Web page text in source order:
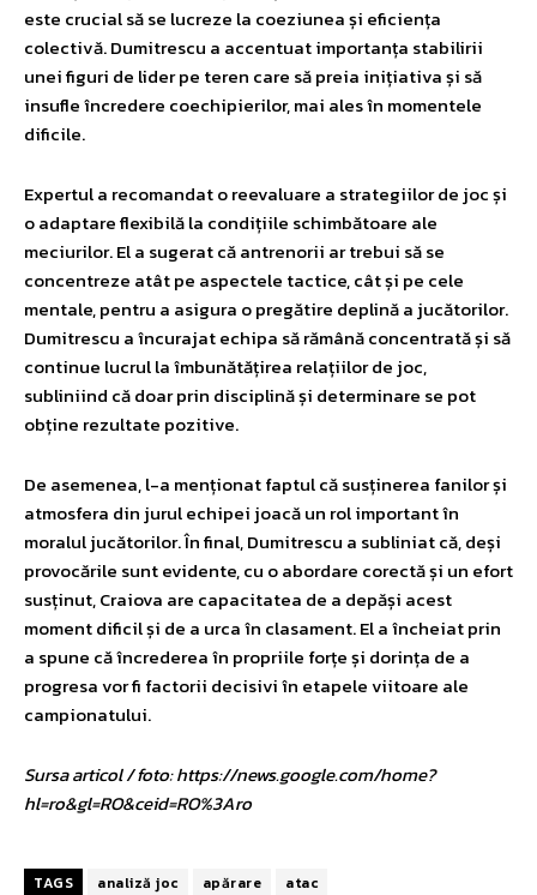
este crucial să se lucreze la coeziunea și eficiența
colectivă. Dumitrescu a accentuat importanța stabilirii
unei figuri de lider pe teren care să preia inițiativa și să
insufle încredere coechipierilor, mai ales în momentele
dificile.
Expertul a recomandat o reevaluare a strategiilor de joc și
o adaptare flexibilă la condițiile schimbătoare ale
meciurilor. El a sugerat că antrenorii ar trebui să se
concentreze atât pe aspectele tactice, cât și pe cele
mentale, pentru a asigura o pregătire deplină a jucătorilor.
Dumitrescu a încurajat echipa să rămână concentrată și să
continue lucrul la îmbunătățirea relațiilor de joc,
subliniind că doar prin disciplină și determinare se pot
obține rezultate pozitive.
De asemenea, l-a menționat faptul că susținerea fanilor și
atmosfera din jurul echipei joacă un rol important în
moralul jucătorilor. În final, Dumitrescu a subliniat că, deși
provocările sunt evidente, cu o abordare corectă și un efort
susținut, Craiova are capacitatea de a depăși acest
moment dificil și de a urca în clasament. El a încheiat prin
a spune că încrederea în propriile forțe și dorința de a
progresa vor fi factorii decisivi în etapele viitoare ale
campionatului.
Sursa articol / foto: https://news.google.com/home?
hl=ro&gl=RO&ceid=RO%3Aro
TAGS analiză joc apărare atac